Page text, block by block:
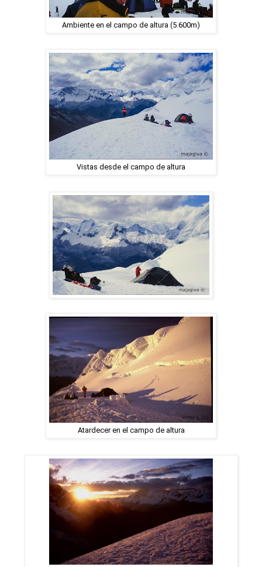
Ambiente en el campo de altura (5.600m)
Vistas desde el campo de altura
Atardecer en el campo de altura